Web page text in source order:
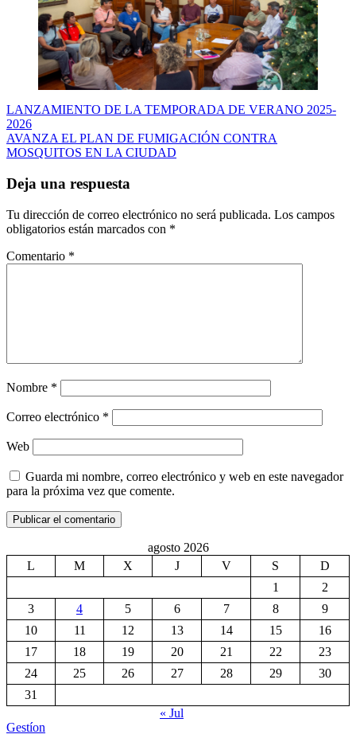
Navegación
de
entradas
LANZAMIENTO DE LA TEMPORADA DE VERANO 2025-
2026
AVANZA EL PLAN DE FUMIGACIÓN CONTRA
MOSQUITOS EN LA CIUDAD
Deja una respuesta
Tu dirección de correo electrónico no será publicada. Los campos
obligatorios están marcados con *
Comentario *
Nombre *
Correo electrónico *
Web
Guarda mi nombre, correo electrónico y web en este navegador
para la próxima vez que comente.
agosto 2026
L
M X J V S
D
1
2
3
4 5 6 7 8
9
10
11 12 13 14 15
16
17
18 19 20 21 22
23
24
25 26 27 28 29
30
31
« Jul
Gestíon